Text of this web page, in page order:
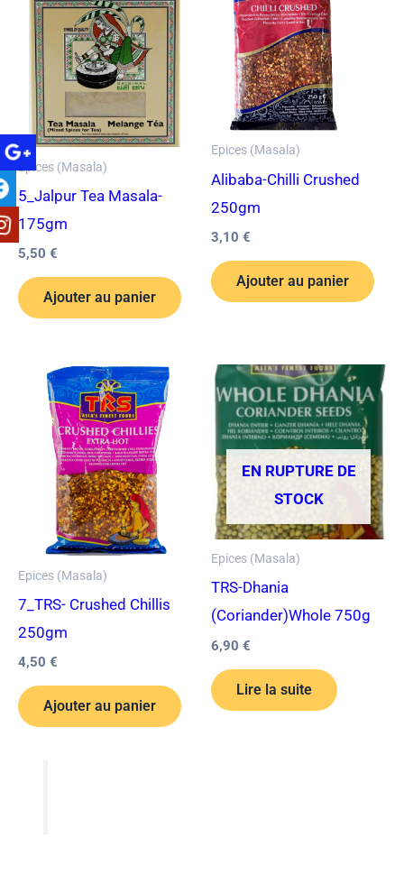
Epices (Masala)
5_Jalpur Tea Masala-
175gm
5,50 €
Ajouter au panier
Epices (Masala)
Alibaba-Chilli Crushed
250gm
3,10 €
Ajouter au panier
Epices (Masala)
7_TRS- Crushed Chillis
250gm
4,50 €
Ajouter au panier
EN RUPTURE DE
STOCK
Epices (Masala)
TRS-Dhania
(Coriander)Whole 750g
6,90 €
Lire la suite